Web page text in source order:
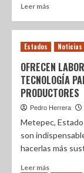
Leer más
Estados Noticias
OFRECEN
TECNOLOGÍA
PRODUCTORES
Pedro Herrera
Metepec,
son
hacerlas más
Leer más